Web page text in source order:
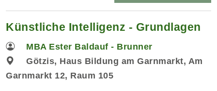
Künstliche Intelligenz - Grundlagen
MBA Ester Baldauf - Brunner
Götzis, Haus Bildung am Garnmarkt, Am
Garnmarkt 12, Raum 105